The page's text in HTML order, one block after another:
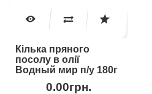
Кілька пряного
посолу в олії
Водный мир п/у 180г
0.00грн.